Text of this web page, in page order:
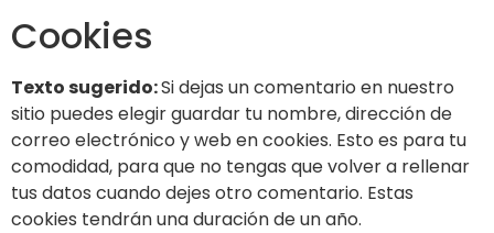
Cookies
Texto sugerido:Si dejas un comentario en nuestro
sitio puedes elegir guardar tu nombre, dirección de
correo electrónico y web en cookies. Esto es para tu
comodidad, para que no tengas que volver a rellenar
tus datos cuando dejes otro comentario. Estas
cookies tendrán una duración de un año.